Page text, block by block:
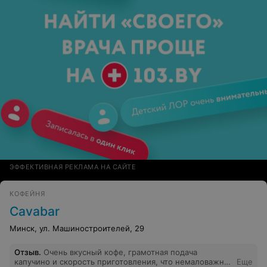
ЭФФЕКТИВНАЯ РЕКЛАМА НА САЙТЕ
КОФЕЙНЯ
Cavabar
Минск, ул. Машиностроителей, 29
Отзыв. Очень вкусный кофе, грамотная подача
капучино и скорость приготовления, что немаловажно
Еще